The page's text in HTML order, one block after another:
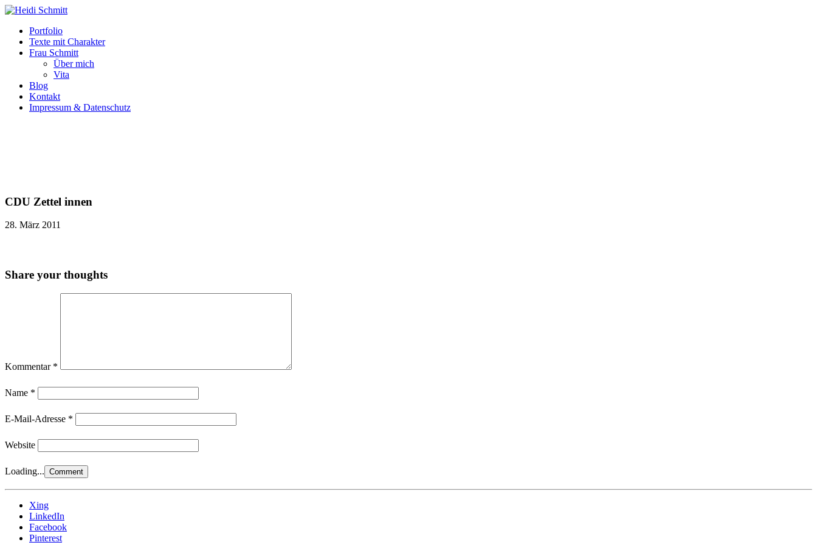
Portfolio
Texte mit Charakter
Frau Schmitt
Über mich
Vita
Blog
Kontakt
Impressum & Datenschutz
CDU Zettel innen
28. März 2011
Share your thoughts
Kommentar *
Name *
E-Mail-Adresse *
Website
Loading...
Xing
LinkedIn
Facebook
Pinterest